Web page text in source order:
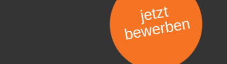
jetzt
bewerben